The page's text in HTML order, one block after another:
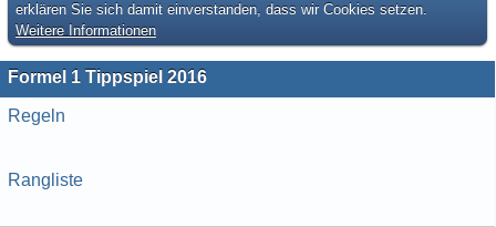
erklären Sie sich damit einverstanden, dass wir Cookies setzen.
Weitere Informationen
Formel 1 Tippspiel 2016
Regeln
Rangliste